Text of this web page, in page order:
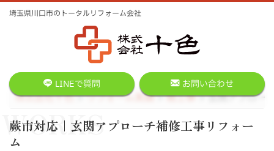
埼玉県川口市のトータルリフォーム会社
LINEで質問 お問い合わせ
株式会社十色 リフォーム実績 雑工事 玄関アプロー
蕨市対応｜玄関アプローチ補修工事リフォー
ム
WORKS